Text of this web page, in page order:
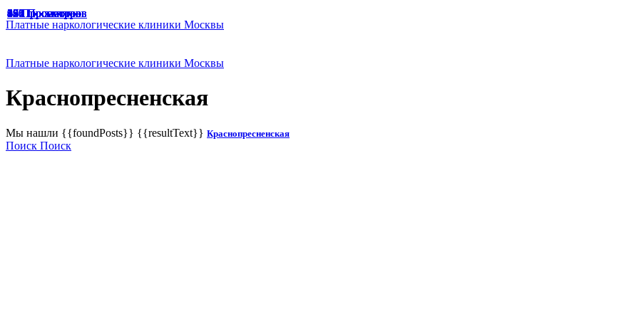
Платные наркологические клиники Москвы
Платные наркологические клиники Москвы
Краснопресненская
Мы нашли {{foundPosts}} {{resultText}} Краснопресненская
Поиск Поиск
49 Просмотров
47 Просмотров
33 Просмотра
65 Просмотров
67 Просмотров
166 Просмотров
125 Просмотров
136 Просмотров
187 Просмотров
174 Просмотра
129 Просмотров
191 Просмотр
94 Просмотра
45 Просмотров
42 Просмотра
38 Просмотров
45 Просмотров